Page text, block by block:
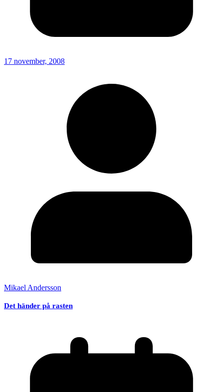
17 november, 2008
Mikael Andersson
Det händer på rasten